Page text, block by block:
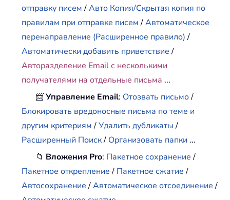
отправку писем/Авто Копия/Скрытая копия по
правилам при отправке писем/Автоматическое
перенаправление (Расширенное правило)/
Автоматически добавить приветствие/
Авторазделение Email с несколькими
получателями на отдельные письма ...
📨Управление Email: Отозвать письмо/
Блокировать вредоносные письма по теме и
другим критериям/Удалить дубликаты/
Расширенный Поиск/ Организовать папки ...
📁 Вложения Pro: Пакетное сохранение/
Пакетное открепление/ Пакетное сжатие/
Автосохранение/Автоматическое отсоединение/